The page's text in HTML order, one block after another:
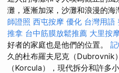
灘，逐漸加深，沙灘和浪漫的海
師證照 西屯按摩 優化 台灣用語
推拿 台中筋膜放鬆推薦 大里按
好者的家庭也是他們的位置。
久的杜布羅夫尼克（Dubrovnik
（Korcula），現代拆分和許多